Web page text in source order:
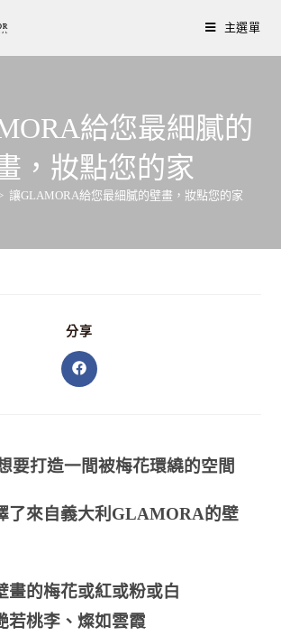
主選單
給您最細膩的
，妝點您的家
讓GLAMORA給您最細膩的壁畫，妝點您的家
分享
要打造一間被梅花環繞的空間
了來自義大利GLAMORA的壁
畫的梅花或紅或粉或白
若桃李、燦如雲霞